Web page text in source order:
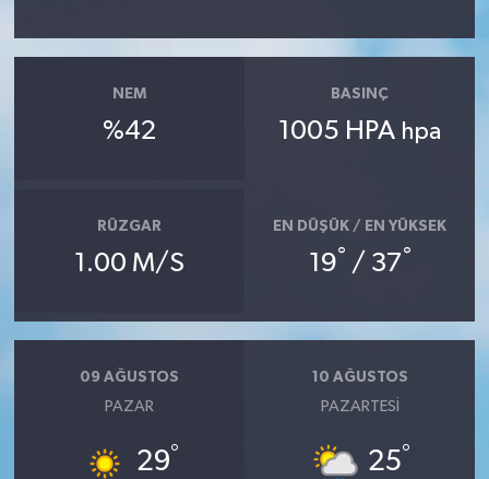
NEM
%42
BASINÇ
1005 HPA hpa
RÜZGAR
1.00 M/S
EN DÜŞÜK / EN YÜKSEK
19° / 37°
09 AĞUSTOS
PAZAR
29°
10 AĞUSTOS
PAZARTESI
25°